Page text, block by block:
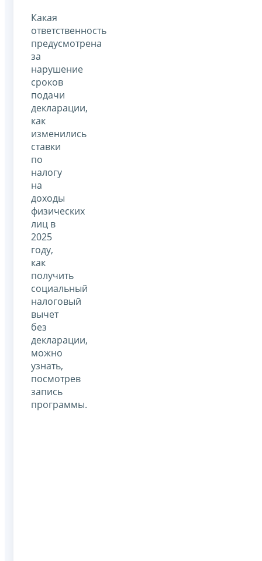
Какая
ответственность
предусмотрена
за
нарушение
сроков
подачи
декларации,
как
изменились
ставки
по
налогу
на
доходы
физических
лиц в
2025
году,
как
получить
социальный
налоговый
вычет
без
декларации,
можно
узнать,
посмотрев
запись
программы.